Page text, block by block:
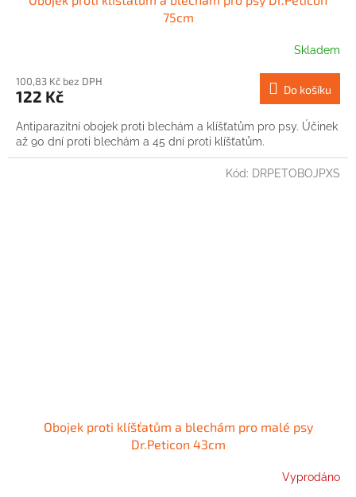
75cm
Skladem
100,83 Kč bez DPH
122 Kč Do košíku
Antiparazitní obojek proti blechám a klíšťatům pro psy. Účinek
až 90 dní proti blechám a 45 dní proti klíšťatům.
Obojek proti klíšťatům a blechám pro malé psy
Dr.Peticon 43cm
Vyprodáno
Kód: DRPETOBOJPXS